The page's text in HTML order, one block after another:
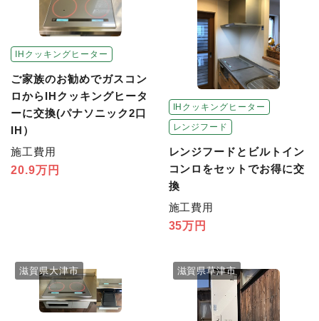
IHクッキングヒーター
ご家族のお勧めでガスコン
ロからIHクッキングヒータ
ーに交換(パナソニック2口
IH）
施工費用
20.9万円
IHクッキングヒーター
レンジフード
レンジフードとビルトイン
コンロをセットでお得に交
換
施工費用
35万円
滋賀県大津市 滋賀県草津市